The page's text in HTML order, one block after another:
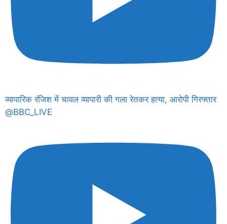
व्यापारिक रंजिश में चावल व्यापारी की गला रेतकर हत्या, आरोपी गिरफ्तार
@BBC_LIVE